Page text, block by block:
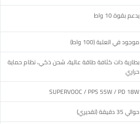
يدعم بقوة 10 واط
موجود في العلبة (100 واط)
بطارية ذات كثافة طاقة عالية، شحن ذكي، نظام حماية
حراري
SUPERVOOC / PPS 55W / PD 18W
حوالي 35 دقيقة (تقديري)